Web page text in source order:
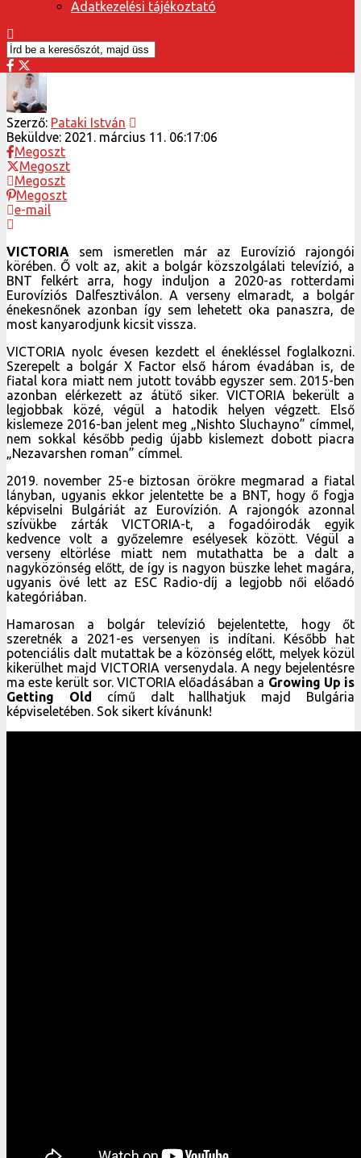
Adatkezelési tájékoztató
Szerző: Pataki István
Beküldve: 2021. március 11. 06:17:06
Megoszt
Megoszt
Megoszt
Megoszt
e-mail
VICTORIA sem ismeretlen már az Eurovízió rajongói
körében. Ő volt az, akit a bolgár közszolgálati televízió, a
BNT felkért arra, hogy induljon a 2020-as rotterdami
Eurovíziós Dalfesztiválon. A verseny elmaradt, a bolgár
énekesnőnek azonban így sem lehetett oka panaszra, de
most kanyarodjunk kicsit vissza.
VICTORIA nyolc évesen kezdett el énekléssel foglalkozni.
Szerepelt a bolgár X Factor első három évadában is, de
fiatal kora miatt nem jutott tovább egyszer sem. 2015-ben
azonban elérkezett az átütő siker. VICTORIA bekerült a
legjobbak közé, végül a hatodik helyen végzett. Első
kislemeze 2016-ban jelent meg „Nishto Sluchayno” címmel,
nem sokkal később pedig újabb kislemezt dobott piacra
„Nezavarshen roman” címmel.
2019. november 25-e biztosan örökre megmarad a fiatal
lányban, ugyanis ekkor jelentette be a BNT, hogy ő fogja
képviselni Bulgáriát az Eurovízión. A rajongók azonnal
szívükbe zárták VICTORIA-t, a fogadóirodák egyik
kedvence volt a győzelemre esélyesek között. Végül a
verseny eltörlése miatt nem mutathatta be a dalt a
nagyközönség előtt, de így is nagyon büszke lehet magára,
ugyanis övé lett az ESC Radio-díj a legjobb női előadó
kategóriában.
Hamarosan a bolgár televízió bejelentette, hogy őt
szeretnék a 2021-es versenyen is indítani. Később hat
potenciális dalt mutattak be a közönség előtt, melyek közül
kikerülhet majd VICTORIA versenydala. A negy bejelentésre
ma este került sor. VICTORIA előadásában a Growing Up is
Getting Old című dalt hallhatjuk majd Bulgária
képviseletében. Sok sikert kívánunk!